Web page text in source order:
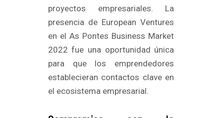
proyectos empresariales. La
presencia de European Ventures
en el As Pontes Business Market
2022 fue una oportunidad única
para que los emprendedores
establecieran contactos clave en
el ecosistema empresarial.